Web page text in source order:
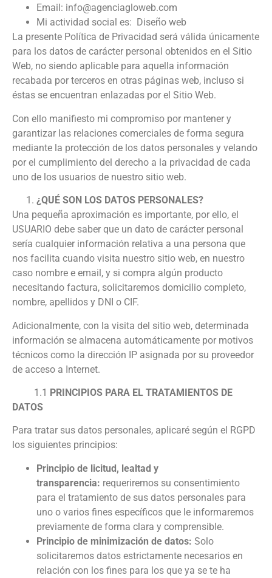
Email: info@agenciagloweb.com
Mi actividad social es: Diseño web
La presente Política de Privacidad será válida únicamente
para los datos de carácter personal obtenidos en el Sitio
Web, no siendo aplicable para aquella información
recabada por terceros en otras páginas web, incluso si
éstas se encuentran enlazadas por el Sitio Web.
Con ello manifiesto mi compromiso por mantener y
garantizar las relaciones comerciales de forma segura
mediante la protección de los datos personales y velando
por el cumplimiento del derecho a la privacidad de cada
uno de los usuarios de nuestro sitio web.
¿QUÉ SON LOS DATOS PERSONALES?
Una pequeña aproximación es importante, por ello, el
USUARIO debe saber que un dato de carácter personal
sería cualquier información relativa a una persona que
nos facilita cuando visita nuestro sitio web, en nuestro
caso nombre e email, y si compra algún producto
necesitando factura, solicitaremos domicilio completo,
nombre, apellidos y DNI o CIF.
Adicionalmente, con la visita del sitio web, determinada
información se almacena automáticamente por motivos
técnicos como la dirección IP asignada por su proveedor
de acceso a Internet.
1.1 PRINCIPIOS PARA EL TRATAMIENTOS DE
DATOS
Para tratar sus datos personales, aplicaré según el RGPD
los siguientes principios:
Principio de licitud, lealtad y
transparencia: requeriremos su consentimiento
para el tratamiento de sus datos personales para
uno o varios fines específicos que le informaremos
previamente de forma clara y comprensible.
Principio de minimización de datos: Solo
solicitaremos datos estrictamente necesarios en
relación con los fines para los que ya se te ha